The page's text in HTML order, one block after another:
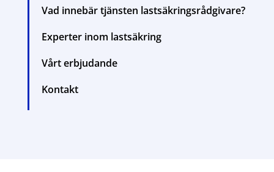
Vad innebär tjänsten lastsäkringsrådgivare?
Experter inom lastsäkring
Vårt erbjudande
Kontakt